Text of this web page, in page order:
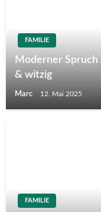
FAMILIE
Moderner Spruch
& witzig
Marc 12. Mai 2025
FAMILIE